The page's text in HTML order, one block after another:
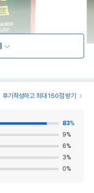
후기작성하고 최대 150점 받기
83%
9%
6%
3%
0%